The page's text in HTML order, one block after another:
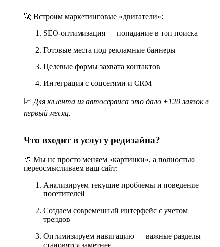
Оптимизация заголовков h1–h5, мета-тегов;
Оптимизация скорости загрузки;
Внутренняя перелинковка;
Мобильная адаптация и удобство для пользователей.
SEO-поддержка позволяет сайту быстро занять позиции в
Google и Яндекс, привлекая целевой трафик с первых дней
после запуска.
Стоимость разработки зависит от сложности проекта,
ориентировочные тарифы:
Тариф Описание Функционал
Лендинг или
корпоративный
сайт для
малого бизнеса
5–10 страниц
Базовая SEO-
🚀 Встроим маркетинговые «двигатели»:
SEO-оптимизация — попадание в топ поиска
Готовые места под рекламные баннеры
Целевые формы захвата контактов
Интеграция с соцсетями и CRM
📈 Для клиента из автосервиса это дало +120 заявок в
первый месяц.
Что входит в услугу редизайна?
🎨 Мы не просто меняем «картинки», а полностью
переосмысливаем ваш сайт:
Анализируем текущие проблемы и поведение
посетителей
Создаем современный интерфейс с учетом
трендов
Оптимизируем навигацию — важные разделы
становятся заметнее